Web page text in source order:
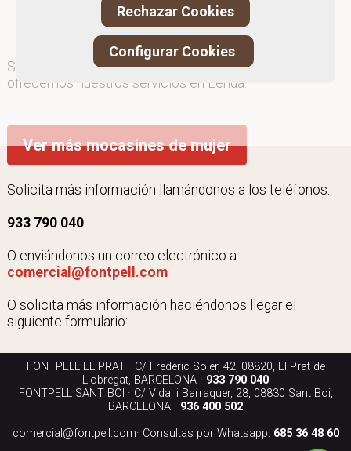
Somos especialistas en Mocasines de mujer
ofrecemos nuestros servicios en Lérida.
Ver más mocasines de mujer
Solicita más información llamándonos a los teléfonos:
933 790 040
O enviándonos un correo electrónico a:
comercial@fontpell.com
O solicita más información haciéndonos llegar el
siguiente formulario:
FONTPELL EL PRAT · C/ Frederic Soler, 42, 08820, El Prat de
Llobregat, BARCELONA · 933 790 040
FONTPELL SANT BOI · C/ Vidal i Barraquer, 28, 08830 Sant Boi,
BARCELONA · 936 400 502
comercial@fontpell.com· Consultas por Whatsapp: 685 36 48 60
Rechazar Cookies
Configurar Cookies